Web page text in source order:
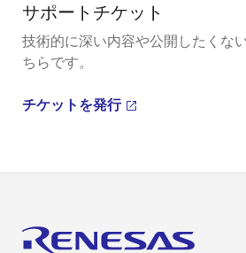
サポートチケット
技術的に深い内容や公開したくな
ちらです。
チケットを発行